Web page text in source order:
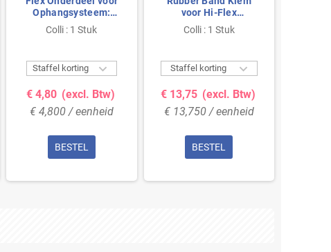
Ophangsysteem:
haakmodule voor Rail
- Wit
Colli : 1 Stuk
Staffel korting 
€ 4,80 (excl. Btw)
€ 4,800 / eenheid
BESTEL
voor Hi-Flex
Ophangsysteem -
Rood - 83mm
Colli : 1 Stuk
Staffel korting 
€ 13,75 (excl. Btw)
€ 13,750 / eenheid
BESTEL